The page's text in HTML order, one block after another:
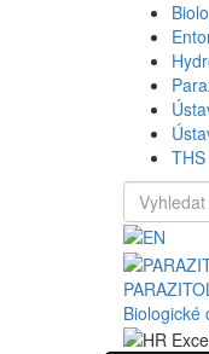
THS
Biologické